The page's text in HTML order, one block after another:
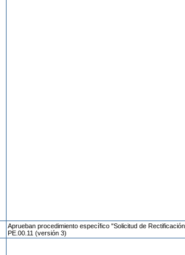
Aprueban procedimiento específico "Solicitud de
PE.00.11 (versión 3)